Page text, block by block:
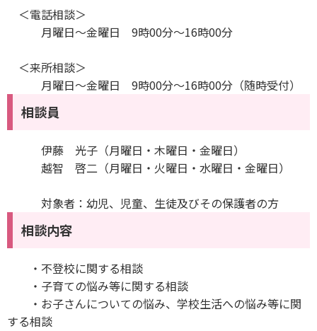
＜電話相談＞
月曜日～金曜日 9時00分～16時00分
＜来所相談＞
月曜日～金曜日 9時00分～16時00分（随時受付）
相談員
伊藤 光子（月曜日・木曜日・金曜日）
越智 啓二（月曜日・火曜日・水曜日・金曜日）
対象者：幼児、児童、生徒及びその保護者の方
相談内容
・不登校に関する相談
・子育ての悩み等に関する相談
・お子さんについての悩み、学校生活への悩み等に関
する相談